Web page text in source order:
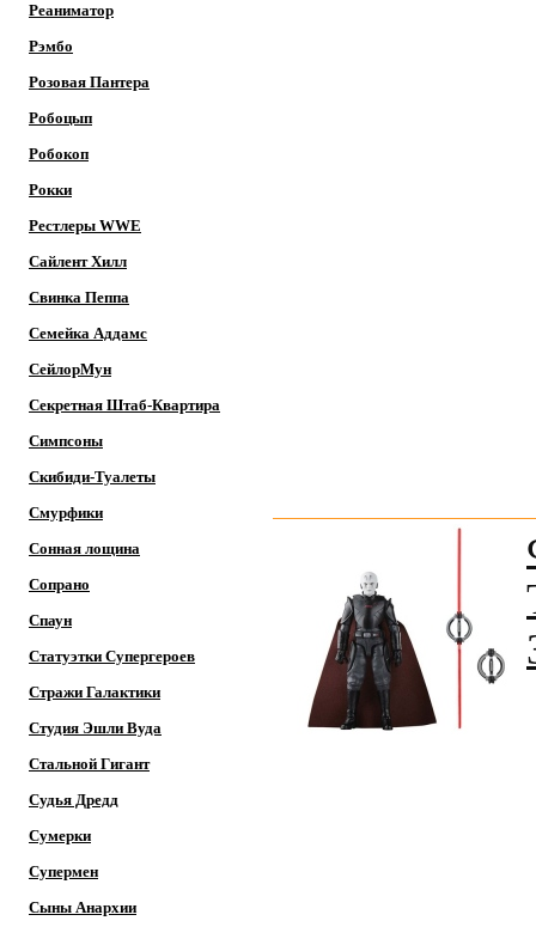
Реаниматор
Рэмбо
Розовая Пантера
Робоцып
Робокоп
Рокки
Рестлеры WWE
Сайлент Хилл
Свинка Пеппа
Семейка Аддамс
СейлорМун
Секретная Штаб-Квартира
Симпсоны
Скибиди-Туалеты
Смурфики
Сонная лощина
Сопрано
Спаун
Статуэтки Супергероев
Стражи Галактики
Студия Эшли Вуда
Стальной Гигант
Судья Дредд
Сумерки
Супермен
Сыны Анархии